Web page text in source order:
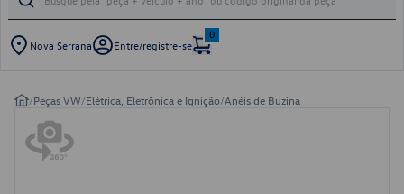
Nova Serrana Entre/registre-se
0
/Peças VW/Elétrica, Eletrônica e Ignição/Anéis de Buzina